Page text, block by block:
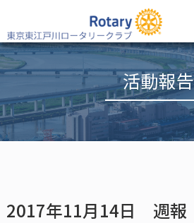
活動報告
2017年11月14日 週報